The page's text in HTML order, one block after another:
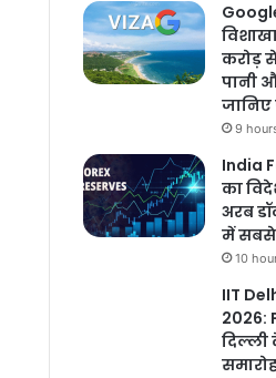
करोड़
पानी
जानिए
9
India
का
अरब
में सबसे
10
IIT
2026:
दिल्ली